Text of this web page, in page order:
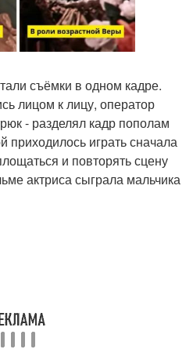
съёмки в одном кадре.
лицом к лицу, оператор
- разделял кадр пополам
приходилось играть сначала
и повторять сцену
актриса сыграла мальчика